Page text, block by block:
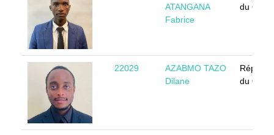
ATANGANA
Fabrice
du
22029
AZABMO TAZO
Dilane
du